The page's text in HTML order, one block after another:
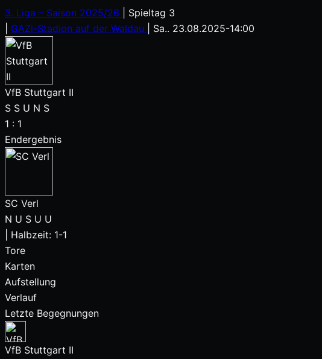
3. Liga – Saison 2025/26
Spieltag 3
GAZi-Stadion auf der Waldau Sa.. 23.08.2025-14:00
VfB Stuttgart II
S S U N S
1 : 1
Endergebnis
SC Verl
N U S U U
Halbzeit: 1-1
Tore
Karten
Aufstellung
Verlauf
Letzte Begegnungen
VfB Stuttgart II